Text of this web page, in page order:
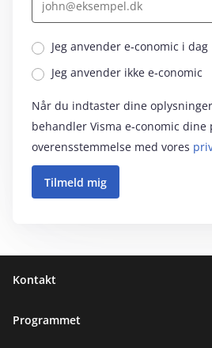
Jeg anvender e‑conomic i dag
Jeg anvender ikke e‑conomic
Når du indtaster dine
behandler Visma e‑conomic dine
overensstemmelse med vores
Sidefod
Kontakt
Programmet